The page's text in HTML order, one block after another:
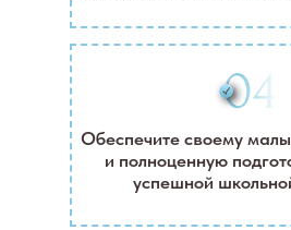
Обеспечите своему
и полноценную
успешной